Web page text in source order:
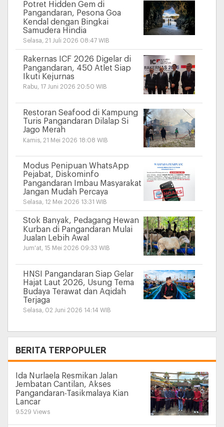
Potret Hidden Gem di
Pangandaran, Pesona Goa
Kendal dengan Bingkai
Samudera Hindia
Selasa, 21 Juli 2026 08:47 WIB
Rakernas ICF 2026 Digelar di
Pangandaran, 450 Atlet Siap
Ikuti Kejurnas
Rabu, 17 Juni 2026 20:50 WIB
Restoran Seafood di Kampung
Turis Pangandaran Dilalap Si
Jago Merah
Kamis, 21 Mei 2026 18:08 WIB
Modus Penipuan WhatsApp
Pejabat, Diskominfo
Pangandaran Imbau Masyarakat
Jangan Mudah Percaya
Selasa, 12 Mei 2026 13:31 WIB
Stok Banyak, Pedagang Hewan
Kurban di Pangandaran Mulai
Jualan Lebih Awal
Jum'at, 15 Mei 2026 09:33 WIB
HNSI Pangandaran Siap Gelar
Hajat Laut 2026, Usung Tema
Budaya Terawat dan Aqidah
Terjaga
Selasa, 02 Juni 2026 14:14 WIB
BERITA TERPOPULER
Ida Nurlaela Resmikan Jalan
Jembatan Cantilan, Akses
Pangandaran-Tasikmalaya Kian
Lancar
9.529 Views